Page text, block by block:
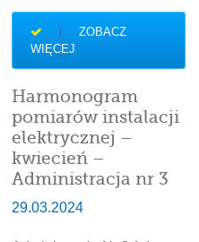
ZOBACZ
WIĘCEJ
Harmonogram
pomiarów instalacji
elektrycznej –
kwiecień –
Administracja nr 3
29.03.2024